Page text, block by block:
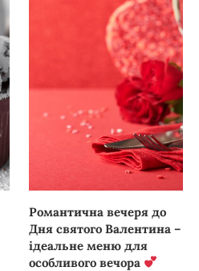
Романтична вечеря до
Дня святого Валентина –
ідеальне меню для
особливого вечора